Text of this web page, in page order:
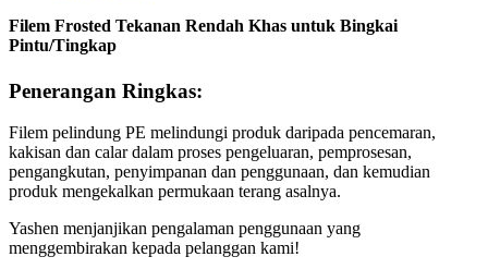
Filem Frosted Tekanan Rendah Khas untuk Bingkai
Pintu/Tingkap
Penerangan Ringkas:
Filem pelindung PE melindungi produk daripada pencemaran,
kakisan dan calar dalam proses pengeluaran, pemprosesan,
pengangkutan, penyimpanan dan penggunaan, dan kemudian
produk mengekalkan permukaan terang asalnya.
Yashen menjanjikan pengalaman penggunaan yang
menggembirakan kepada pelanggan kami!